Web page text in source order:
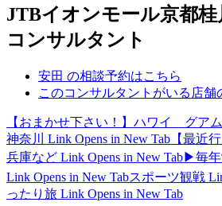
JTBイオンモール京都
コンサルタント
安田 の相談予約はこちら
このコンサルタントがいる店舗
【おまかせ下さい！】ハワイ
神奈川
Link Opens in New Tab 【最近
兵庫など Link Opens in New Tab▶毎
Link Opens in New Tabスポーツ観戦
ったり旅 Link Opens in New Tab